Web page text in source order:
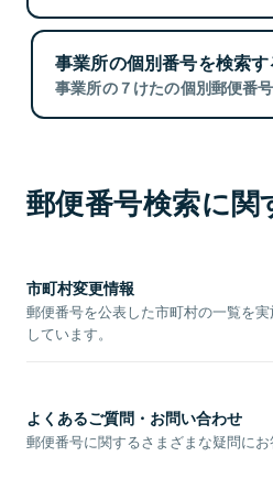
事業所の個別番号を検索す
事業所の７けたの個別郵便番
郵便番号検索に関
市町村変更情報
郵便番号を公表した市町村の一覧を
しています。
よくあるご質問・お問い合わせ
郵便番号に関するさまざまな疑問にお